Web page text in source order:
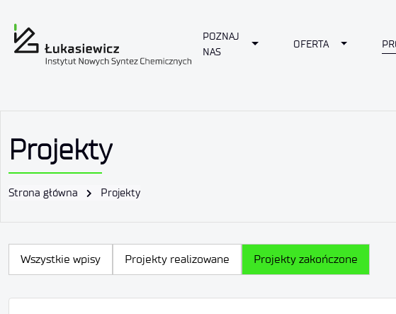
POZNAJ
NAS
Toggle Dropdown
OFERTA Toggle
Projekty
Strona główna Projekty
Wszystkie wpisy Projekty realizowane Projekty zakończone